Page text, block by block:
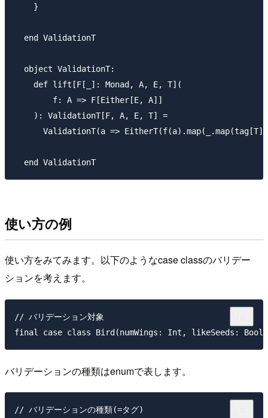
    }
  end ValidationT
  object ValidationT:
    def lift[F[_]: Monad, A, E, T](
        f: A => F[Either[E, A]]
    ): ValidationT[F, A, E, T] =
ValidationT(a =>
使い方の例
使い方をみてみます。以下のようなcase classのバリデー
ションを考えます。
// バリデーション対象
バリデーションの種類はenumで表します。
// バリデーションの種類(=タグ)